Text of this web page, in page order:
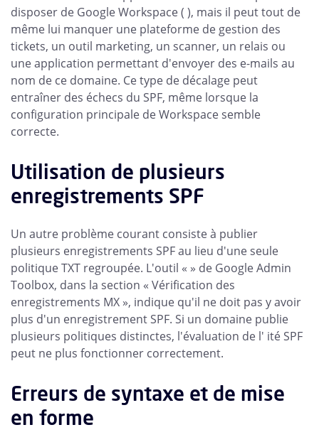
disposer de Google Workspace ( ), mais il peut tout de
même lui manquer une plateforme de gestion des
tickets, un outil marketing, un scanner, un relais ou
une application permettant d'envoyer des e-mails au
nom de ce domaine. Ce type de décalage peut
entraîner des échecs du SPF, même lorsque la
configuration principale de Workspace semble
correcte.
Utilisation de plusieurs
enregistrements SPF
Un autre problème courant consiste à publier
plusieurs enregistrements SPF au lieu d'une seule
politique TXT regroupée. L'outil « » de Google Admin
Toolbox, dans la section « Vérification des
enregistrements MX », indique qu'il ne doit pas y avoir
plus d'un enregistrement SPF. Si un domaine publie
plusieurs politiques distinctes, l'évaluation de l' ité SPF
peut ne plus fonctionner correctement.
Erreurs de syntaxe et de mise
en forme